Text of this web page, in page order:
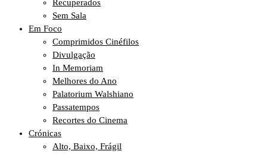
Recuperados
Sem Sala
Em Foco
Comprimidos Cinéfilos
Divulgação
In Memoriam
Melhores do Ano
Palatorium Walshiano
Passatempos
Recortes do Cinema
Crónicas
Alto, Baixo, Frágil